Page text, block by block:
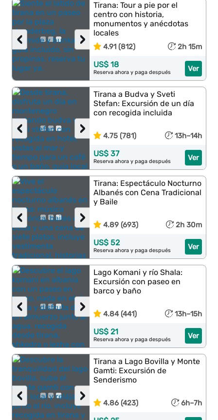
›
‹
Tirana: Tour a pie por el
centro con historia,
monumentos y anécdotas
locales
4.91 (812) 2h 15m
Ver
US$ 18
Reserva ahora y paga después
›
‹
Tirana a Budva y Sveti
Stefan: Excursión de un día
con recogida incluida
4.75 (781) 13h–14h
Ver
US$ 37
Reserva ahora y paga después
›
‹
Tirana: Espectáculo Nocturno
Albanés con Cena Tradicional
y Baile
4.89 (693) 2h 30m
Ver
US$ 52
Reserva ahora y paga después
›
‹
Lago Komani y río Shala:
Excursión con paseo en
barco y baño
4.84 (441) 13h–15h
Ver
US$ 21
Reserva ahora y paga después
›
‹
Tirana a Lago Bovilla y Monte
Gamti: Excursión de
Senderismo
4.86 (423) 6h–7h